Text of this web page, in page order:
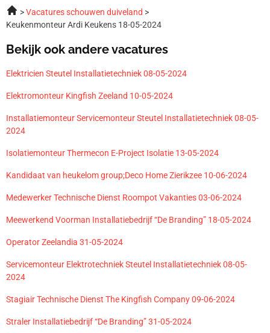
Vacatures schouwen duiveland
Keukenmonteur Ardi Keukens 18-05-2024
Bekijk ook andere vacatures
Elektricien Steutel Installatietechniek 08-05-2024
Elektromonteur Kingfish Zeeland 10-05-2024
Installatiemonteur Servicemonteur Steutel Installatietechniek 08-05-
2024
Isolatiemonteur Thermecon E-Project Isolatie 13-05-2024
Kandidaat van heukelom group;Deco Home Zierikzee 10-06-2024
Medewerker Technische Dienst Roompot Vakanties 03-06-2024
Meewerkend Voorman Installatiebedrijf “De Branding” 18-05-2024
Operator Zeelandia 31-05-2024
Servicemonteur Elektrotechniek Steutel Installatietechniek 08-05-
2024
Stagiair Technische Dienst The Kingfish Company 09-06-2024
Straler Installatiebedrijf “De Branding” 31-05-2024